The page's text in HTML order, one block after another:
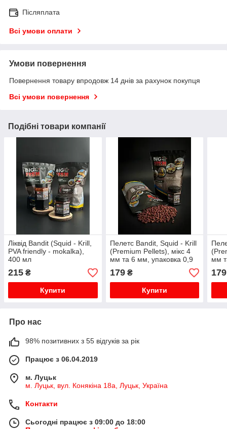
Післяплата
Всі умови оплати
Умови повернення
Повернення товару впродовж 14 днів за рахунок покупця
Всі умови повернення
Подібні товари компанії
Ліквід Bandit (Squid - Krill,
PVA friendly - mokalka),
400 мл
215 ₴
Купити
Пелетс Bandit, Squid - Krill
(Premium Pellets), мікс 4
мм та 6 мм, упаковка 0,9
кг
179₴
Купити
мм
кг
179
Про нас
98% позитивних з 55 відгуків за рік
Працює з 06.04.2019
м. Луцьк
м. Луцьк, вул. Конякіна 18а, Луцьк, Україна
Контакти
Сьогодні працює з 09:00 до 18:00